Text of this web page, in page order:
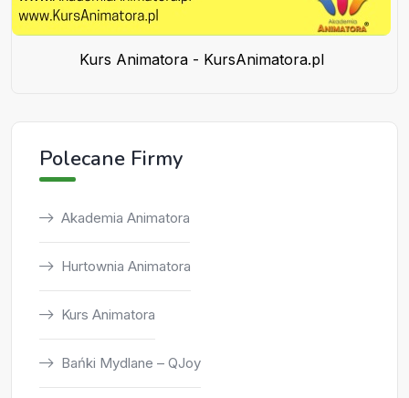
Kurs Animatora - KursAnimatora.pl
Polecane Firmy
Akademia Animatora
Hurtownia Animatora
Kurs Animatora
Bańki Mydlane – QJoy